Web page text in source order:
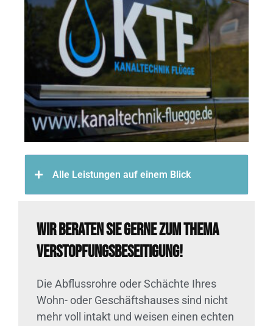
Alle Leistungen auf einem Blick
Wir beraten Sie gerne zum Thema
Verstopfungsbeseitigung!
Die Abflussrohre oder Schächte Ihres
Wohn- oder Geschäftshauses sind nicht
mehr voll intakt und weisen einen echten